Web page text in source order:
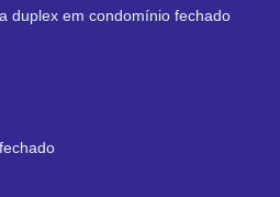
duplex em condomínio fechado